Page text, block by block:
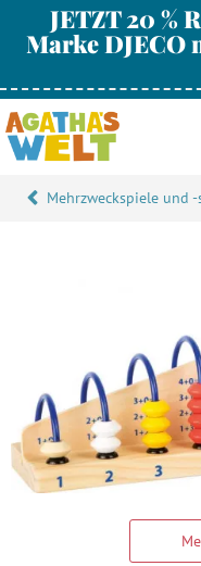
JETZT 20 %
Marke DJECO
Mehrzweckspiele und